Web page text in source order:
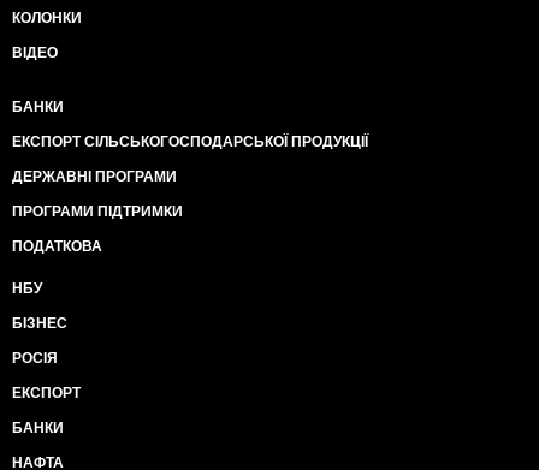
КОЛОНКИ
ВІДЕО
БАНКИ
ЕКСПОРТ СІЛЬСЬКОГОСПОДАРСЬКОЇ ПРОДУКЦІЇ
ДЕРЖАВНІ ПРОГРАМИ
ПРОГРАМИ ПІДТРИМКИ
ПОДАТКОВА
НБУ
БІЗНЕС
РОСІЯ
ЕКСПОРТ
БАНКИ
НАФТА